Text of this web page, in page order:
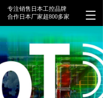
T
o
g
l
e
n
a
v
专注销售日本工控品牌
合作日本厂家超800多家